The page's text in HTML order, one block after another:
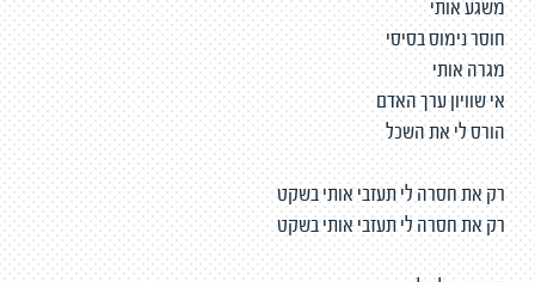
משגע אותי
חוסר נימוס בסיסי
מגרה אותי
אי שוויון ערך האדם
הורס לי את השכל
רק את חסרה לי תעזבי אותי בשקט
רק את חסרה לי תעזבי אותי בשקט